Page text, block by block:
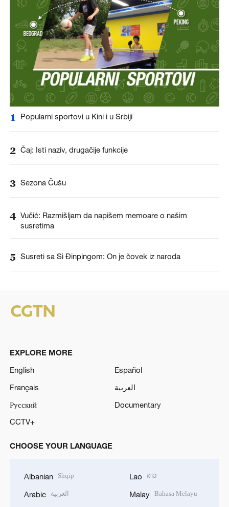
1 Popularni sportovi u Kini i u Srbiji
2 Čaj: Isti naziv, drugačije funkcije
3 Sezona Čušu
4 Vučić: Razmišljam da napišem memoare o našim
susretima
5 Susreti sa Si Đinpingom: On je čovek iz naroda
EXPLORE MORE
English
Español
Français
العربية
Русский
Documentary
CCTV+
CHOOSE YOUR LANGUAGE
Albanian Shqip
Arabic العربية
Lao ລາວ
Malay Bahasa Melayu